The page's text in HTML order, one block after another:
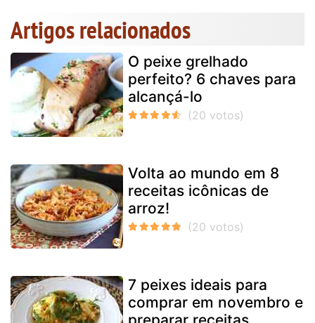
Artigos relacionados
O peixe grelhado
perfeito? 6 chaves para
alcançá-lo
Volta ao mundo em 8
receitas icônicas de
arroz!
7 peixes ideais para
comprar em novembro e